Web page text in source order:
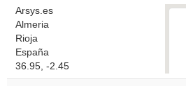
Arsys.es
Almeria
Rioja
España
36.95, -2.45